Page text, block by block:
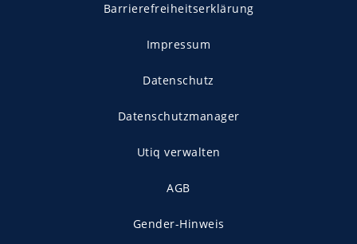
Barrierefreiheitserklärung
Impressum
Datenschutz
Datenschutzmanager
Utiq verwalten
AGB
Gender-Hinweis